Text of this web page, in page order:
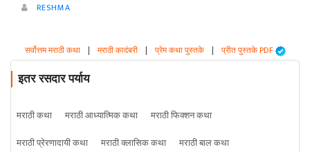
RESHMA
सर्वोत्तम मराठी कथा | मराठी कादंबरी | प्रेम कथा पुस्तके | प्रीत पुस्तके PDF
इतर रसदार पर्याय
मराठी कथा मराठी आध्यात्मिक कथा
मराठी फिक्शन कथा
मराठी प्रेरणादायी कथा
मराठी क्लासिक कथा
मराठी बाल कथा